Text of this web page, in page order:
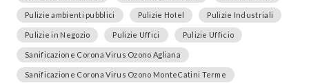
Pulizie ambienti pubblici Pulizie Hotel Pulizie Industriali
Pulizie in Negozio Pulizie Uffici Pulizie Ufficio
Sanificazione Corona Virus Ozono Agliana
Sanificazione Corona Virus Ozono MonteCatini Terme